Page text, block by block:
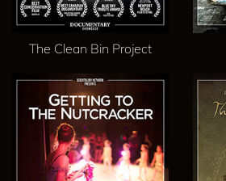
The Clean Bin Project